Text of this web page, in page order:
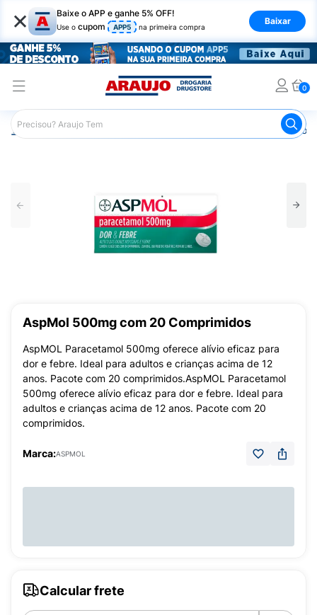
× Baixe o APP e ganhe 5% OFF!
Use o cupom APP5 na primeira compra
Baixar
0
Araujo Medicamentos Remédio
AspMol 500mg com 20 Comprimidos
AspMOL Paracetamol 500mg oferece alívio eficaz para
dor e febre. Ideal para adultos e crianças acima de 12
anos. Pacote com 20 comprimidos.AspMOL Paracetamol
500mg oferece alívio eficaz para dor e febre. Ideal para
adultos e crianças acima de 12 anos. Pacote com 20
comprimidos.
Marca:ASPMOL
Calcular frete